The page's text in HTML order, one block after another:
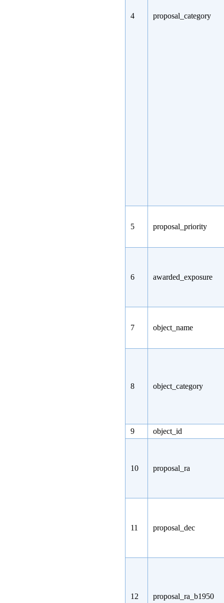
4 proposal_category
5 proposal_priority
6 awarded_exposure
7 object_name
8 object_category
9 object_id
10 proposal_ra
11 proposal_dec
12 proposal_ra_b1950